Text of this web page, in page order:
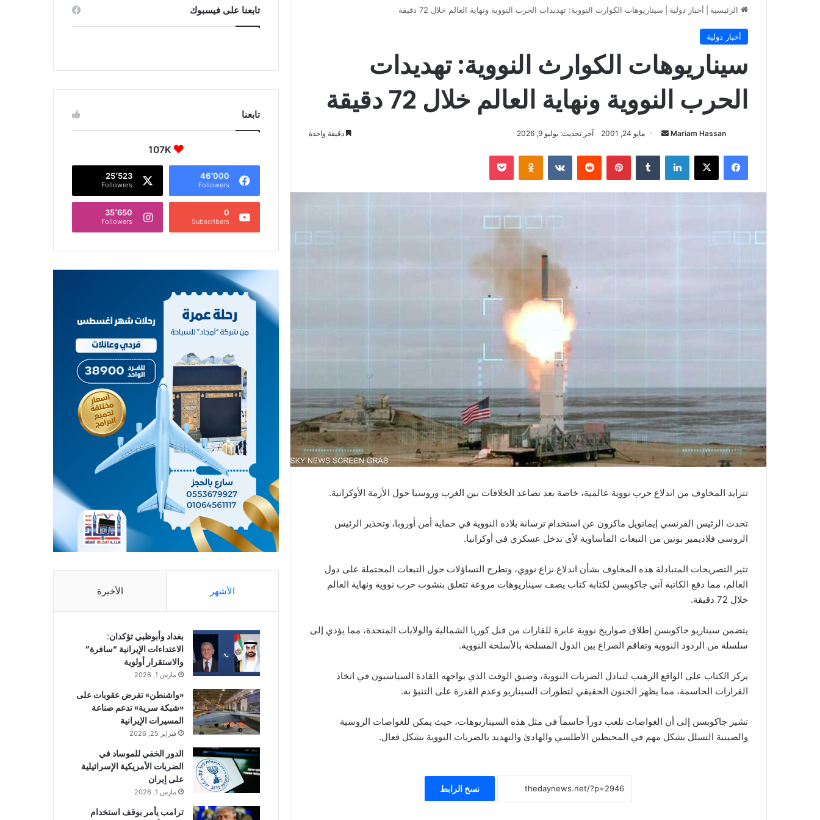
الرئيسية أخبار دولية سيناريوهات الكوارث النووية: تهديدات الحرب النووية ونهاية العالم خلال 72 دقيقة
أخبار دولية
سيناريوهات الكوارث النووية: تهديدات
الحرب النووية ونهاية العالم خلال 72 دقيقة
Mariam Hassan
أرسل
إلكترونيا
مايو 24, 2001 آخر تحديث: يوليو 9, 2026 دقيقة واحدة
فيسبوك ‫X لينكدإن بينتيريست Odnoklassniki
‫Pocket
تتزايد المخاوف من اندلاع حرب نووية عالمية، خاصة بعد تصاعد الخلافات بين الغرب وروسيا حول الأزمة الأوكرانية.
تحدث الرئيس الفرنسي إيمانويل ماكرون عن استخدام ترسانة بلاده النووية في حماية أمن أوروبا، وتحذير الرئيس
الروسي فلاديمير بوتين من التبعات المأساوية لأي تدخل عسكري في أوكرانيا.
تثير التصريحات المتبادلة هذه المخاوف بشأن اندلاع نزاع نووي، وتطرح التساؤلات حول التبعات المحتملة على دول
العالم، مما دفع الكاتبة آني جاكوبسن لكتابة كتاب يصف سيناريوهات مروعة تتعلق بنشوب حرب نووية ونهاية العالم
خلال 72 دقيقة.
يتضمن سيناريو جاكوبسن إطلاق صواريخ نووية عابرة للقارات من قبل كوريا الشمالية والولايات المتحدة، مما يؤدي إلى
سلسلة من الردود النووية وتفاقم الصراع بين الدول المسلحة بالأسلحة النووية.
يركز الكتاب على الواقع الرهيب لتبادل الضربات النووية، وضيق الوقت الذي يواجهه القادة السياسيون في اتخاذ
القرارات الحاسمة، مما يظهر الجنون الحقيقي لتطورات السيناريو وعدم القدرة على التنبؤ به.
تشير جاكوبسن إلى أن الغواصات تلعب دوراً حاسماً في مثل هذه السيناريوهات، حيث يمكن للغواصات الروسية
والصينية التسلل بشكل مهم في المحيطين الأطلسي والهادئ والتهديد بالضربات النووية بشكل فعال.
نسخ الرابط
تابعنا على فيسبوك
تابعنا
107K
46٬000
Followers
25٬523
Followers
0
Subscribers
35٬650
Followers
الأشهر الأخيرة
بغداد وأبوظبي تؤكدان:
الاعتداءات الإيرانية “سافرة”
والاستقرار أولوية
مارس 1, 2026
«واشنطن» تفرض عقوبات على
«شبكة سرية» تدعم صناعة
المسيرات الإيرانية
فبراير 25, 2026
الدور الخفي للموساد في
الضربات الأمريكية الإسرائيلية
على إيران
مارس 1, 2026
ترامب يأمر بوقف استخدام